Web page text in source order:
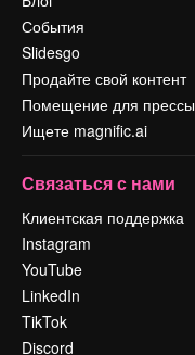
События
Slidesgo
Продайте свой контент
Помещение для прессы
Ищете magnific.ai
Связаться с нами
Клиентская поддержка
Instagram
YouTube
LinkedIn
TikTok
Discord